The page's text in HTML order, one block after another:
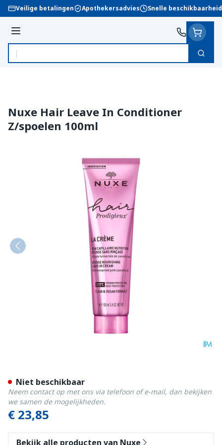
Ga naar de inhoud
Veilige betalingen Apothekersadvies Snelle beschikbaarheid
Menu
Product, merk, categorie...
Zoek
Nuxe Hair Leave In Conditioner
Z/spoelen 100ml
€ 23,85
Niet beschikbaar
Neem contact op met ons via telefoon of e-mail, dan bekijken
we samen de mogelijkheden.
Bekijk alle producten van Nuxe